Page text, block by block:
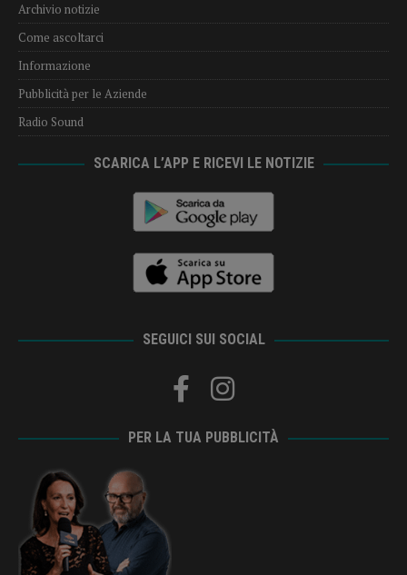
Archivio notizie
Come ascoltarci
Informazione
Pubblicità per le Aziende
Radio Sound
SCARICA L’APP E RICEVI LE NOTIZIE
SEGUICI SUI SOCIAL
PER LA TUA PUBBLICITÀ